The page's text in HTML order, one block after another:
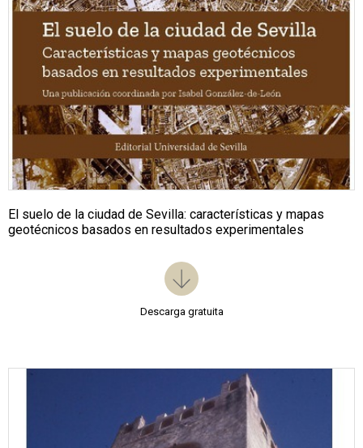
El suelo de la ciudad de Sevilla: características y mapas
geotécnicos basados en resultados experimentales
Descarga gratuita